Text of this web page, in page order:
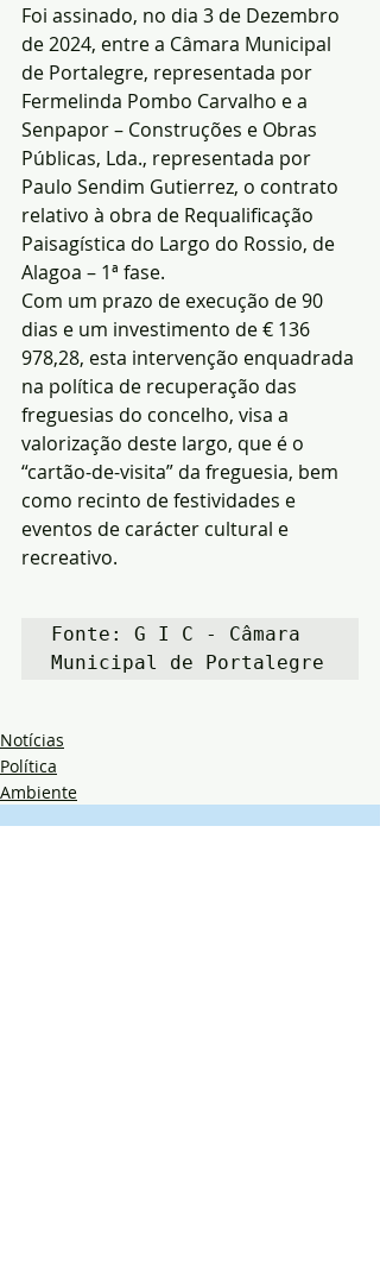
Foi assinado, no dia 3 de Dezembro
de 2024, entre a Câmara Municipal
de Portalegre, representada por
Fermelinda Pombo Carvalho e a
Senpapor – Construções e Obras
Públicas, Lda., representada por
Paulo Sendim Gutierrez, o contrato
relativo à obra de Requalificação
Paisagística do Largo do Rossio, de
Alagoa – 1ª fase.
Com um prazo de execução de 90
dias e um investimento de € 136
978,28, esta intervenção enquadrada
na política de recuperação das
freguesias do concelho, visa a
valorização deste largo, que é o
“cartão-de-visita” da freguesia, bem
como recinto de festividades e
eventos de carácter cultural e
recreativo.
Fonte: G I C - Câmara
Municipal de Portalegre
Notícias
Política
Ambiente